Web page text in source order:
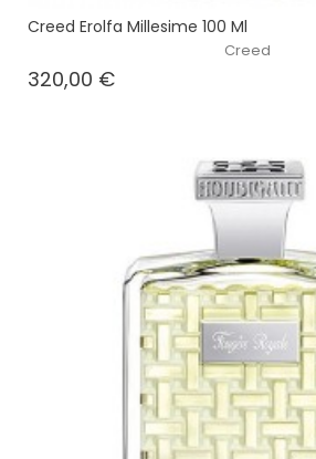
Creed Erolfa Millesime 100 Ml
Creed
320,00 €Prezzo